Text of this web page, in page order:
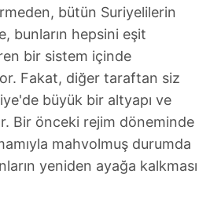
bütün Suriyelilerin
bunların hepsini eşit
bir sistem içinde
Fakat, diğer taraftan siz
büyük bir altyapı ve
Bir önceki rejim döneminde
mahvolmuş durumda
yeniden ayağa kalkması